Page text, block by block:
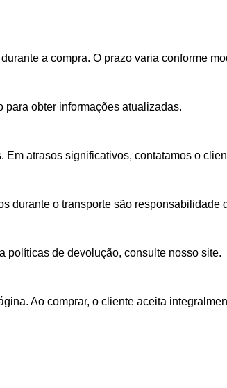
a compra. O prazo varia conforme
para obter informações atualizadas.
atrasos significativos, contatamos o
durante o transporte são responsabilidade
políticas de devolução, consulte nosso site.
Ao comprar, o cliente aceita